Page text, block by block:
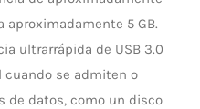
aproximadamente 5 GB.
ultrarrápida de USB 3.0
se admiten o
de datos, como un disco